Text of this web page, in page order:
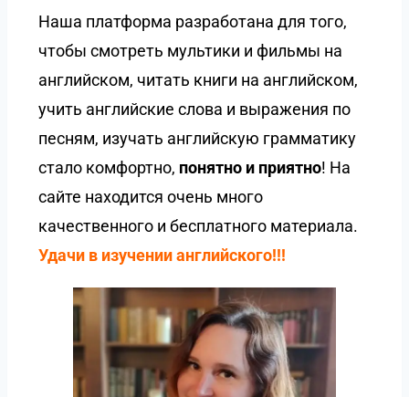
Наша платформа разработана для того,
чтобы смотреть мультики и фильмы на
английском, читать книги на английском,
учить английские слова и выражения по
песням, изучать английскую грамматику
стало комфортно, понятно и приятно! На
сайте находится очень много
качественного и бесплатного материала.
Удачи в изучении английского!!!